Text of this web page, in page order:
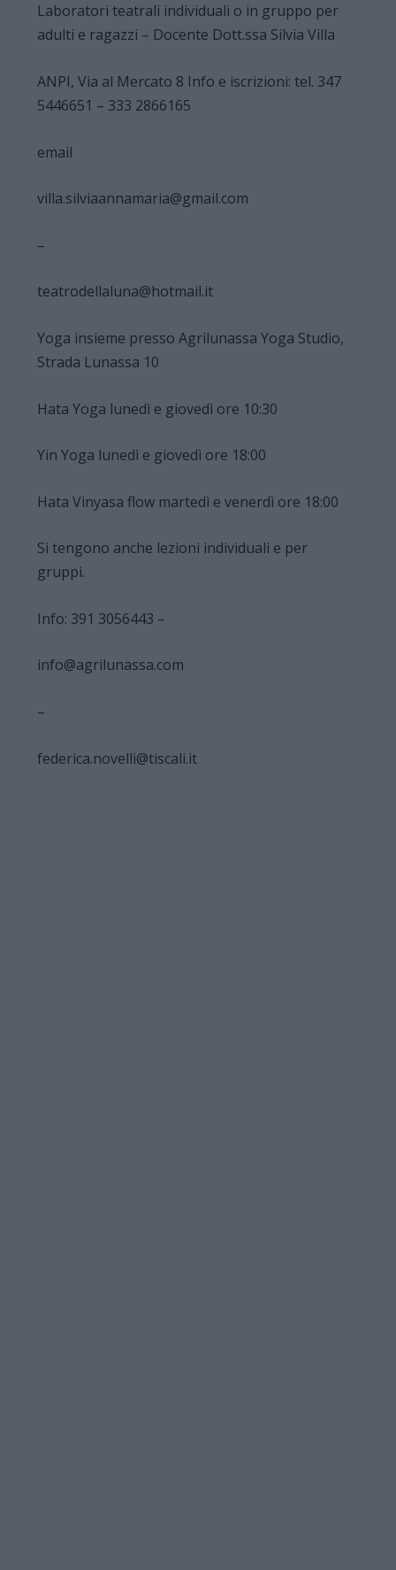
Laboratori teatrali individuali o in gruppo per
adulti e ragazzi – Docente Dott.ssa Silvia Villa
ANPI, Via al Mercato 8 Info e iscrizioni: tel. 347
5446651 – 333 2866165
email
villa.silviaannamaria@gmail.com
–
teatrodellaluna@hotmail.it
Yoga insieme presso Agrilunassa Yoga Studio,
Strada Lunassa 10
Hata Yoga lunedì e giovedì ore 10:30
Yin Yoga lunedì e giovedì ore 18:00
Hata Vinyasa flow martedì e venerdì ore 18:00
Si tengono anche lezioni individuali e per
gruppi.
Info: 391 3056443 –
info@agrilunassa.com
–
federica.novelli@tiscali.it